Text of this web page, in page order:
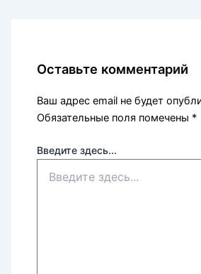
Оставьте комментарий
Ваш адрес email не будет
Обязательные поля помечены *
Введите здесь...